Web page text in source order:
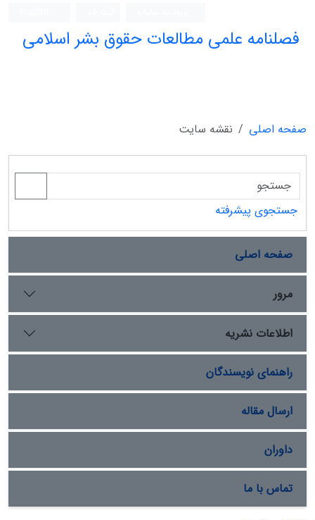
فصلنامه علمی مطالعات حقوق بشر اسلامی
صفحه اصلی نقشه سایت
جستجوی پیشرفته
صفحه اصلی
مرور
اطلاعات نشریه
راهنمای نویسندگان
ارسال مقاله
داوران
تماس با ما